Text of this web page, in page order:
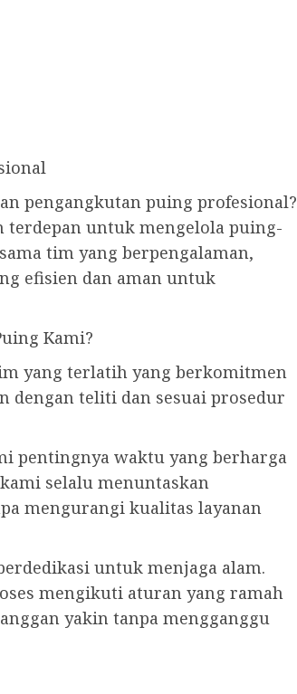
pengangkutan puing profesional?
terdepan untuk mengelola puing-
tim yang berpengalaman,
efisien dan aman untuk
Kami?
yang terlatih yang berkomitmen
dengan teliti dan sesuai prosedur
pentingnya waktu yang berharga
selalu menuntaskan
mengurangi kualitas layanan
untuk menjaga alam.
mengikuti aturan yang ramah
yakin tanpa mengganggu